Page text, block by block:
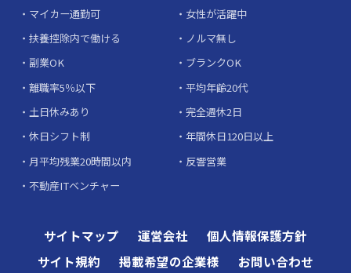
マイカー通勤可
女性が活躍中
扶養控除内で働ける
ノルマ無し
副業OK
ブランクOK
離職率5％以下
平均年齢20代
土日休みあり
完全週休2日
休日シフト制
年間休日120日以上
月平均残業20時間以内
反響営業
不動産ITベンチャー
サイトマップ 運営会社
個人情報保護方針
サイト規約
掲載希望の企業様 お問い合わせ